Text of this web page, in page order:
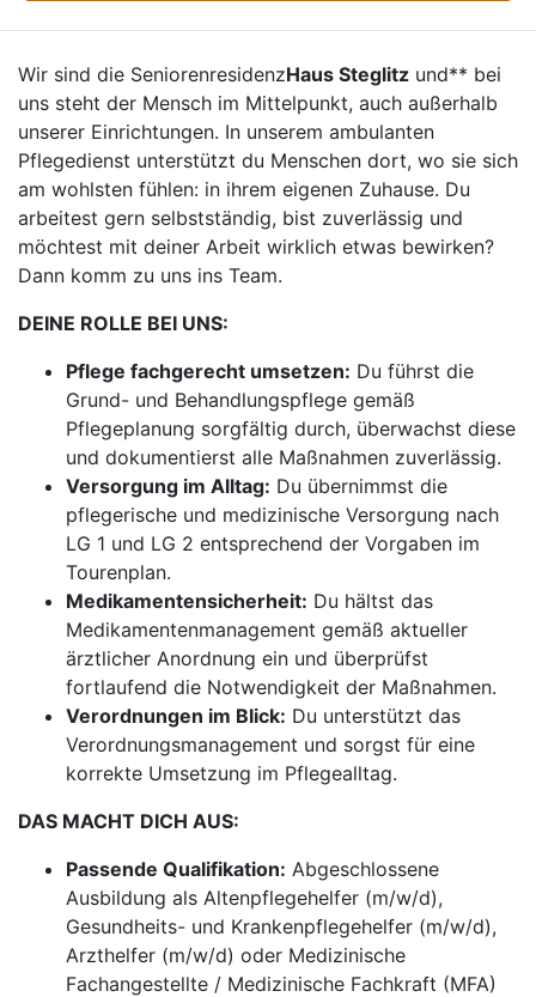
Wir sind die SeniorenresidenzHaus Steglitz und** bei
uns steht der Mensch im Mittelpunkt, auch außerhalb
unserer Einrichtungen. In unserem ambulanten
Pflegedienst unterstützt du Menschen dort, wo sie sich
am wohlsten fühlen: in ihrem eigenen Zuhause. Du
arbeitest gern selbstständig, bist zuverlässig und
möchtest mit deiner Arbeit wirklich etwas bewirken?
Dann komm zu uns ins Team.
DEINE ROLLE BEI UNS:
Pflege fachgerecht umsetzen: Du führst die
Grund- und Behandlungspflege gemäß
Pflegeplanung sorgfältig durch, überwachst diese
und dokumentierst alle Maßnahmen zuverlässig.
Versorgung im Alltag: Du übernimmst die
pflegerische und medizinische Versorgung nach
LG 1 und LG 2 entsprechend der Vorgaben im
Tourenplan.
Medikamentensicherheit: Du hältst das
Medikamentenmanagement gemäß aktueller
ärztlicher Anordnung ein und überprüfst
fortlaufend die Notwendigkeit der Maßnahmen.
Verordnungen im Blick: Du unterstützt das
Verordnungsmanagement und sorgst für eine
korrekte Umsetzung im Pflegealltag.
DAS MACHT DICH AUS:
Passende Qualifikation: Abgeschlossene
Ausbildung als Altenpflegehelfer (m/w/d),
Gesundheits- und Krankenpflegehelfer (m/w/d),
Arzthelfer (m/w/d) oder Medizinische
Fachangestellte / Medizinische Fachkraft (MFA)